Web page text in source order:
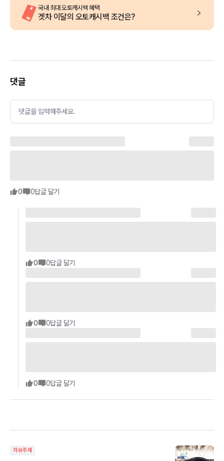
국내 최대 오토캐시백 혜택
겟차 이달의 오토캐시백 조건은?
댓글
댓글을 입력해주세요.
0 0답글 달기
0 0답글 달기
0 0답글 달기
0 0답글 달기
자유주제